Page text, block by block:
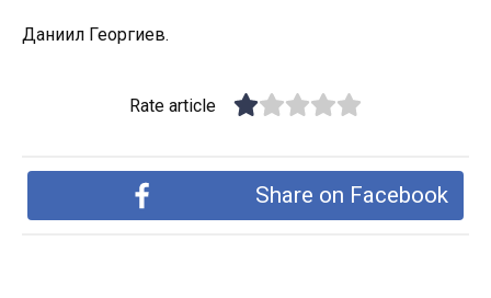
Даниил Георгиев.
Rate article
Share on Facebook